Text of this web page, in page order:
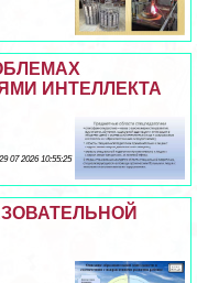
ИНТЕЛЛЕКТА
29 07 2026 10:55:25